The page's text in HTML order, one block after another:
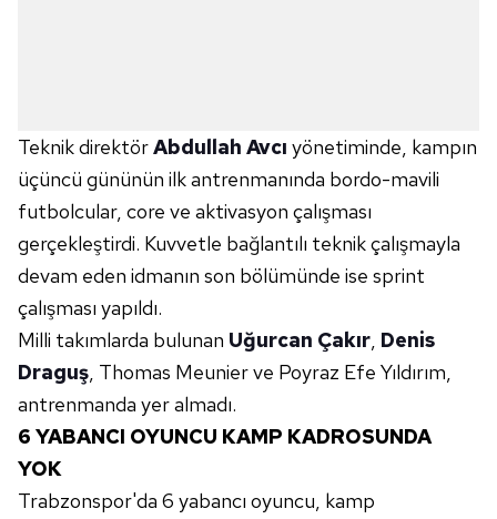
Teknik direktörAbdullah Avcı yönetiminde, kampın
üçüncü gününün ilk antrenmanında bordo-mavili
futbolcular, core ve aktivasyon çalışması
gerçekleştirdi. Kuvvetle bağlantılı teknik çalışmayla
devam eden idmanın son bölümünde ise sprint
çalışması yapıldı.
Milli takımlarda bulunan Uğurcan Çakır, Denis
Draguş, Thomas Meunier ve Poyraz Efe Yıldırım,
antrenmanda yer almadı.
6 YABANCI OYUNCU KAMP KADROSUNDA
YOK
Trabzonspor'da 6 yabancı oyuncu, kamp